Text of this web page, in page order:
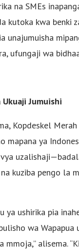
na SMEs
kutoka kwa benki
unajumuisha
ufungaji wa
Jumuishi
Kopdeskel
mapana ya
kuziba pengo la
ya ushirika pia
wa
mmoja,” alisema.